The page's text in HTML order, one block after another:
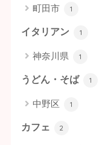
町田市 1
イタリアン 1
神奈川県 1
うどん・そば 1
中野区 1
カフェ 2